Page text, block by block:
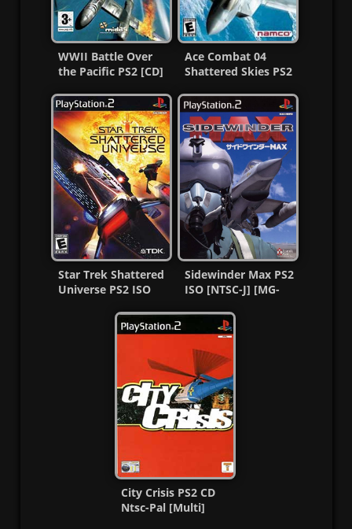
WWII Battle Over
the Pacific PS2 [CD]
Ace Combat 04
Shattered Skies PS2
Star Trek Shattered
Universe PS2 ISO
Sidewinder Max PS2
ISO [NTSC-J] [MG-
City Crisis PS2 CD
Ntsc-Pal [Multi]